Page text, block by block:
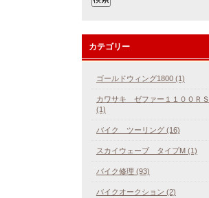
カテゴリー
ゴールドウィング1800 (1)
カワサキ ゼファー１１００ＲＳ
(1)
バイク ツーリング (16)
スカイウェーブ タイプM (1)
バイク修理 (93)
バイクオークション (2)